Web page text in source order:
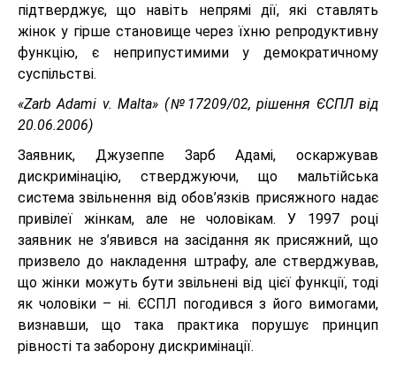
підтверджує, що навіть непрямі дії, які ставлять
жінок у гірше становище через їхню репродуктивну
функцію, є неприпустимими у демократичному
суспільстві.
«Zarb Adami v. Malta» (№17209/02, рішення ЄСПЛ від
20.06.2006)
Заявник, Джузеппе Зарб Адамі, оскаржував
дискримінацію, стверджуючи, що мальтійська
система звільнення від обов’язків присяжного надає
привілеї жінкам, але не чоловікам. У 1997 році
заявник не з’явився на засідання як присяжний, що
призвело до накладення штрафу, але стверджував,
що жінки можуть бути звільнені від цієї функції, тоді
як чоловіки – ні. ЄСПЛ погодився з його вимогами,
визнавши, що така практика порушує принцип
рівності та заборону дискримінації.